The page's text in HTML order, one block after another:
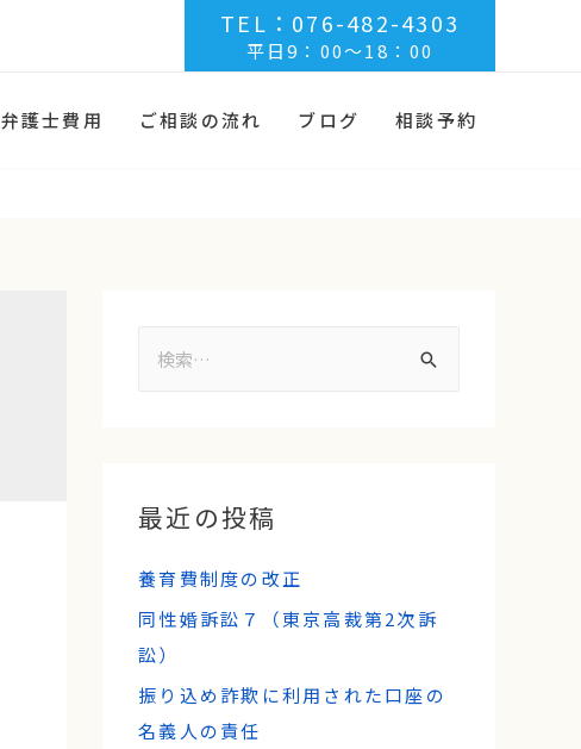
TEL：076-482-4303
平日9：00～18：00
弁護士費用 ご相談の流れ ブログ 相談予約
最近の投稿
養育費制度の改正
同性婚訴訟７（東京高裁第2次訴
訟）
振り込め詐欺に利用された口座の
名義人の責任